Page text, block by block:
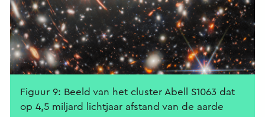
Figuur 9: Beeld van het cluster Abell S1063 dat
op 4,5 miljard lichtjaar afstand van de aarde